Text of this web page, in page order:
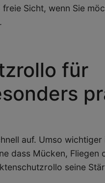
Sicht, wenn Sie
für
auf. Umso wichtiger
dass Mücken, Fliegen
seine